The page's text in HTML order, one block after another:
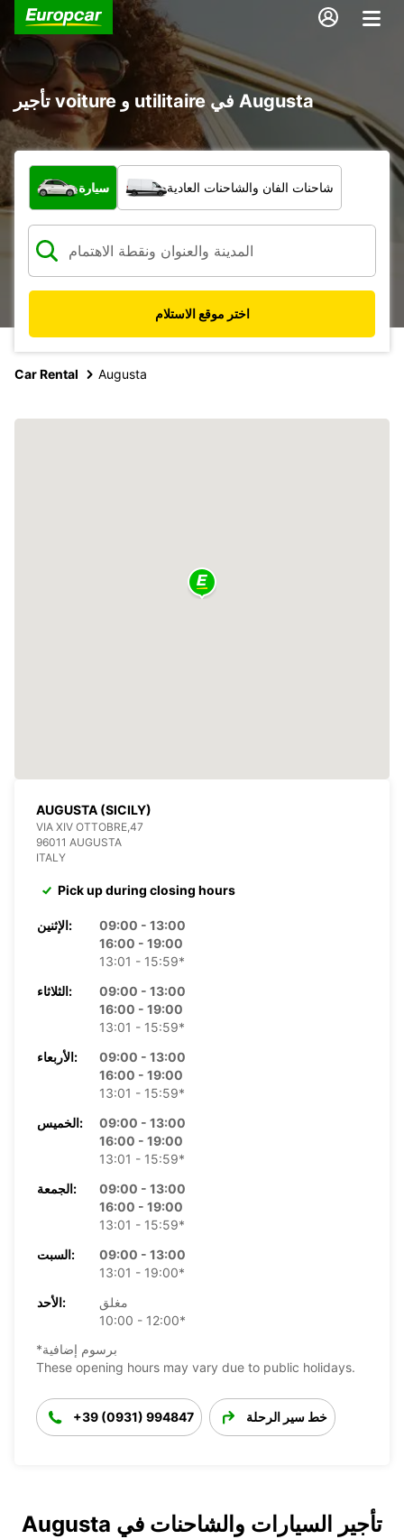
تأجير voiture و utilitaire في Augusta
ما نوع المركبة؟
سيارة شاحنات الفان والشاحنات العادية
اختر موقع الاستلام
Car Rental Augusta
AUGUSTA (SICILY)
VIA XIV OTTOBRE,47
96011 AUGUSTA
ITALY
Pick up during closing hours
الإثنين:
09:00 - 13:00
16:00 - 19:00
13:01 - 15:59*
الثلاثاء:
09:00 - 13:00
16:00 - 19:00
13:01 - 15:59*
الأربعاء:
09:00 - 13:00
16:00 - 19:00
13:01 - 15:59*
الخميس:
09:00 - 13:00
16:00 - 19:00
13:01 - 15:59*
الجمعة:
09:00 - 13:00
16:00 - 19:00
13:01 - 15:59*
السبت:
09:00 - 13:00
13:01 - 19:00*
الأحد:
مغلق
10:00 - 12:00*
*برسوم إضافية
These opening hours may vary due to public holidays.
+39 (0931) 994847 خط سير الرحلة
تأجير السيارات والشاحنات في Augusta